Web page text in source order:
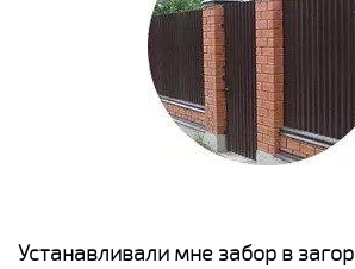
Устанавливали мне забор в